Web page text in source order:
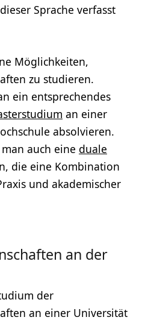
Sprache verfasst
Möglichkeiten,
zu studieren.
ein entsprechendes
an einer
absolvieren.
auch eine duale
die eine Kombination
und akademischer
an der
der
an einer Universität